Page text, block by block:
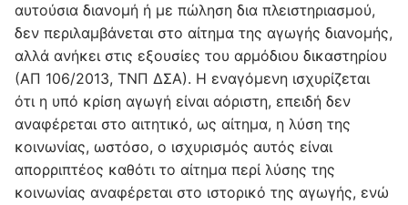
αυτούσια διανομή ή με πώληση δια πλειστηριασμού,
δεν περιλαμβάνεται στο αίτημα της αγωγής διανομής,
αλλά ανήκει στις εξουσίες του αρμόδιου δικαστηρίου
(ΑΠ 106/2013, ΤΝΠ ΔΣΑ). Η εναγόμενη ισχυρίζεται
ότι η υπό κρίση αγωγή είναι αόριστη, επειδή δεν
αναφέρεται στο αιτητικό, ως αίτημα, η λύση της
κοινωνίας, ωστόσο, ο ισχυρισμός αυτός είναι
απορριπτέος καθότι το αίτημα περί λύσης της
κοινωνίας αναφέρεται στο ιστορικό της αγωγής, ενώ